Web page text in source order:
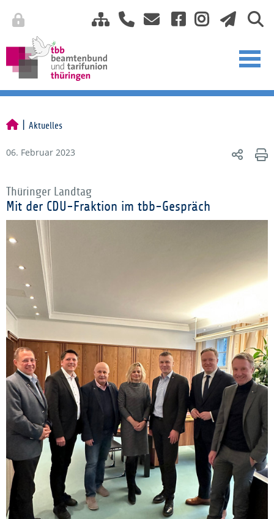
Aktuelles
06. Februar 2023
Thüringer Landtag
Mit der CDU-Fraktion im tbb-Gespräch